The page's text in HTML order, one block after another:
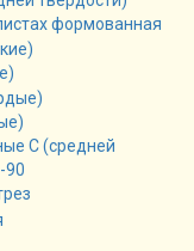
формованная